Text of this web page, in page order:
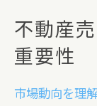
不動産
重要性
市場動向を理